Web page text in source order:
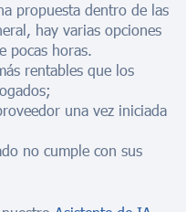
propuesta dentro de las
hay varias opciones
pocas horas.
rentables que los
una vez iniciada
no cumple con sus